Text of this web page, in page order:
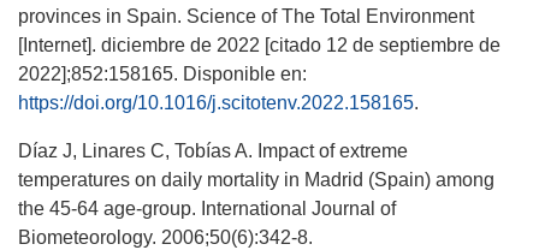
provinces in Spain. Science of The Total Environment
[Internet]. diciembre de 2022 [citado 12 de septiembre de
2022];852:158165. Disponible en:
https://doi.org/10.1016/j.scitotenv.2022.158165.
Díaz J, Linares C, Tobías A. Impact of extreme
temperatures on daily mortality in Madrid (Spain) among
the 45-64 age-group. International Journal of
Biometeorology. 2006;50(6):342-8.